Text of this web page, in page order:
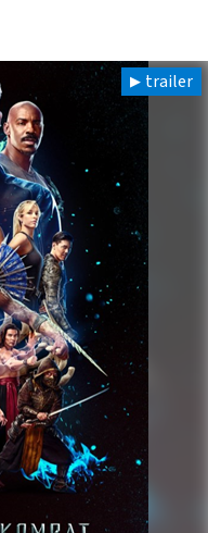
trailer